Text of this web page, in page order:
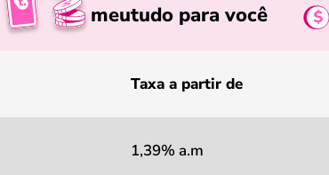
meutudo para você
Taxa a partir de
1,39% a.m